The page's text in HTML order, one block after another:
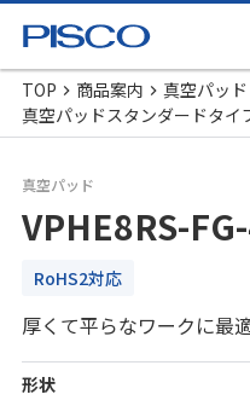
TOP 商品案内
真空パッド
真空パッドスタンダードタイ
真空パッド
VPHE8RS-
RoHS2対応
厚くて平らなワークに最
形状